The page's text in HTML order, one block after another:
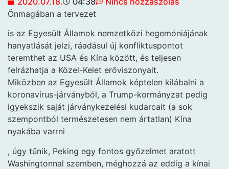
Önmagában a tervezet
is az Egyesült Államok nemzetközi hegemóniájának
hanyatlását jelzi, ráadásul új konfliktuspontot
teremthet az USA és Kína között, és teljesen
felrázhatja a Közel-Kelet erőviszonyait.
Miközben az Egyesült Államok képtelen kilábalni a
koronavírus-járványból, a Trump-kormányzat pedig
igyekszik saját járványkezelési kudarcait (a sok
szempontból természetesen nem ártatlan) Kína
nyakába varrni
, úgy tűnik, Peking egy fontos győzelmet aratott
Washingtonnal szemben, méghozzá az eddig a kínai